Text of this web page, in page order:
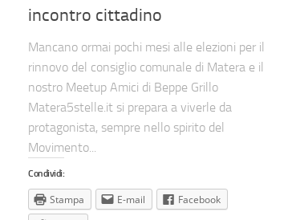
incontro cittadino
Mancano ormai pochi mesi alle elezioni per il
rinnovo del consiglio comunale di Matera e il
nostro Meetup Amici di Beppe Grillo
Matera5stelle.it si prepara a viverle da
protagonista, sempre nello spirito del
Movimento...
Condividi:
Stampa E-mail
Facebook